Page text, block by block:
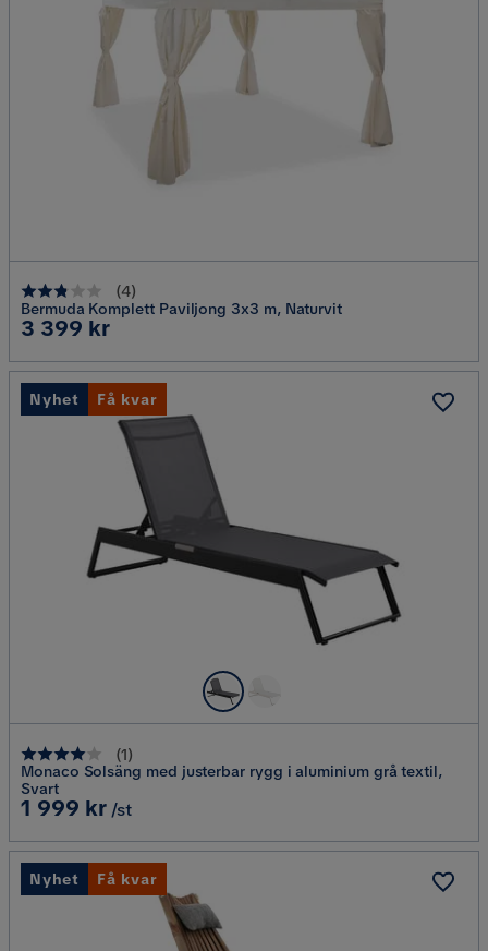
(4)
Bermuda Komplett Paviljong 3x3 m, Naturvit
Pris
3 399 kr
(1)
Monaco Solsäng med justerbar rygg i aluminium grå textil,
Svart
Pris
1 999 kr /st
Nyhet Få kvar
Nyhet Få kvar